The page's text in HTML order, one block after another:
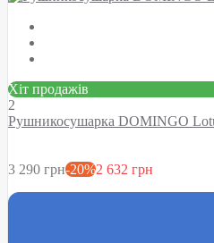
Хіт продажів
2
Рушникосушарка DOMINGO
3 290 грн-20%2 632 грн